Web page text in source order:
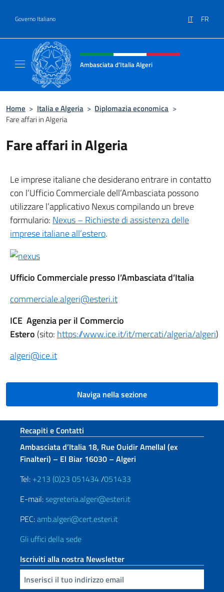
Governo Italiano IT FR
Intestazione sito, social e menù
Ambasciata d’Italia Algeri
Home > Italia e Algeria > Diplomazia economica >
Fare affari in Algeria
Fare affari in Algeria
Le imprese italiane che desiderano entrare in contatto
con l’Ufficio Commerciale dell’Ambasciata possono
utilizzare l’applicativo Nexus compilando un breve
formulario: Nexus – Richieste di assistenza delle
imprese italiane all’estero.
Ufficio Commerciale presso l’Ambasciata d’Italia
commerciale.algeri@esteri.it
ICE Agenzia per il Commercio
Estero (sito: https://www.ice.it/it/mercati/algeria/algeri)
algeri@ice.it
Naviga nella sezione
Sezione footer
Recapiti e Contatti
Ambasciata d’Italia 18, Rue Ouidir Amellal (ex
Finalteri) – El Biar 16030 – Algeri
Tel: +213 (0)23 051434/051433
E-mail:segreteria.algeri@esteri.it
PEC:amb.algeri@cert.esteri.it
Gli uffici della sede
Iscriviti alla nostra Newsletter
Inserisci la tua email